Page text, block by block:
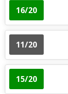
16/20
11/20
15/20